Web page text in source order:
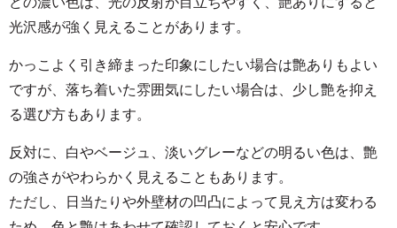
光沢感が強く見えることがあります。
かっこよく引き締まった印象にしたい場合は艶ありもよい
ですが、落ち着いた雰囲気にしたい場合は、少し艶を抑え
る選び方もあります。
反対に、白やベージュ、淡いグレーなどの明るい色は、艶
の強さがやわらかく見えることもあります。
ただし、日当たりや外壁材の凹凸によって見え方は変わる